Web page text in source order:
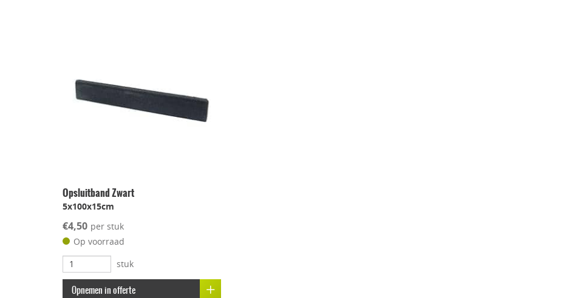
Opsluitband Zwart
5x100x15cm
€4,50 per stuk
Op voorraad
stuk
Opnemen in offerte